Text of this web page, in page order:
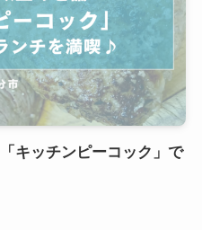
キッチンピーコック」で